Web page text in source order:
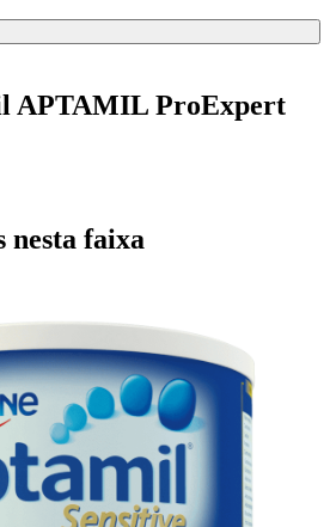
APTAMIL ProExpert
nesta faixa